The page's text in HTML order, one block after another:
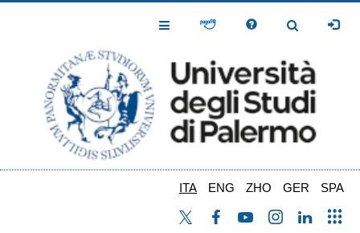
Toggle
Toggle
ITA ENG ZHO GER SPA